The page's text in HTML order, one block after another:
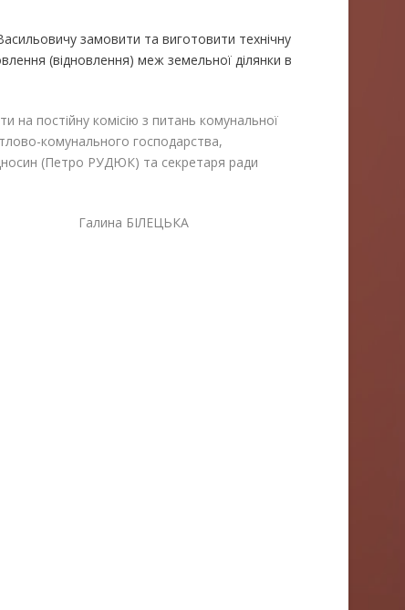
замовити та виготовити технічну
(відновлення) меж земельної ділянки в
на постійну комісію з питань комунальної
комунального господарства,
(Петро РУДЮК) та секретаря ради
БІЛЕЦЬКА